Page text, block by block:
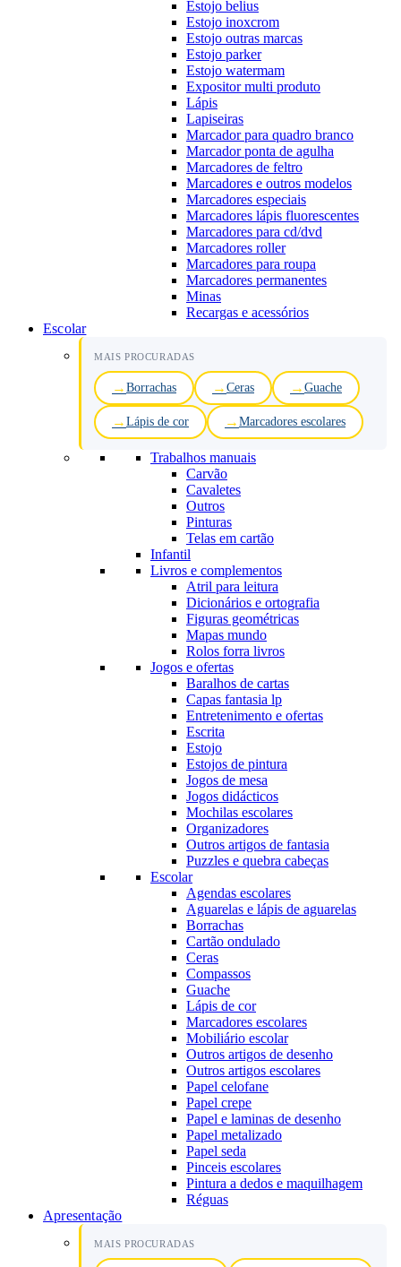
Estojo belius
Estojo inoxcrom
Estojo outras marcas
Estojo parker
Estojo watermam
Expositor multi produto
Lápis
Lapiseiras
Marcador para quadro branco
Marcador ponta de agulha
Marcadores de feltro
Marcadores e outros modelos
Marcadores especiais
Marcadores lápis fluorescentes
Marcadores para cd/dvd
Marcadores roller
Marcadores para roupa
Marcadores permanentes
Minas
Recargas e acessórios
Escolar
MAIS PROCURADAS
Borrachas Ceras Guache
Lápis de cor Marcadores escolares
Trabalhos manuais
Carvão
Cavaletes
Outros
Pinturas
Telas em cartão
Infantil
Livros e complementos
Atril para leitura
Dicionários e ortografia
Figuras geométricas
Mapas mundo
Rolos forra livros
Jogos e ofertas
Baralhos de cartas
Capas fantasia lp
Entretenimento e ofertas
Escrita
Estojo
Estojos de pintura
Jogos de mesa
Jogos didácticos
Mochilas escolares
Organizadores
Outros artigos de fantasia
Puzzles e quebra cabeças
Escolar
Agendas escolares
Aguarelas e lápis de aguarelas
Borrachas
Cartão ondulado
Ceras
Compassos
Guache
Lápis de cor
Marcadores escolares
Mobiliário escolar
Outros artigos de desenho
Outros artigos escolares
Papel celofane
Papel crepe
Papel e laminas de desenho
Papel metalizado
Papel seda
Pinceis escolares
Pintura a dedos e maquilhagem
Réguas
Apresentação
MAIS PROCURADAS